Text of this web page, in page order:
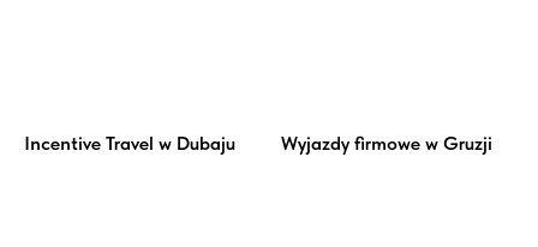
Incentive Travel w Dubaju Wyjazdy firmowe w Gruzji